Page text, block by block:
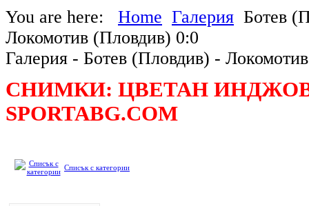
You are here: Home Галерия Ботев
Локомотив (Пловдив) 0:0
Галерия - Ботев (Пловдив) -
СНИМКИ: ЦВЕТАН
SPORTABG.COM
Списък с категории